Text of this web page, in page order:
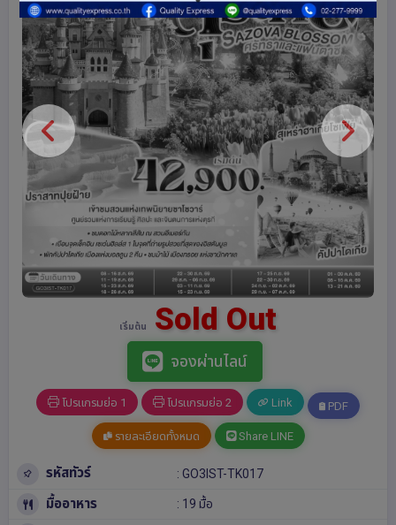
เริ่มต้น Sold Out
จองผ่านไลน์
โปรแกรมย่อ 1 โปรแกรมย่อ 2 Link PDF
รายละเอียดทั้งหมด Share LINE
รหัสทัวร์ : GO3IST-TK017
มื้ออาหาร : 19 มื้อ